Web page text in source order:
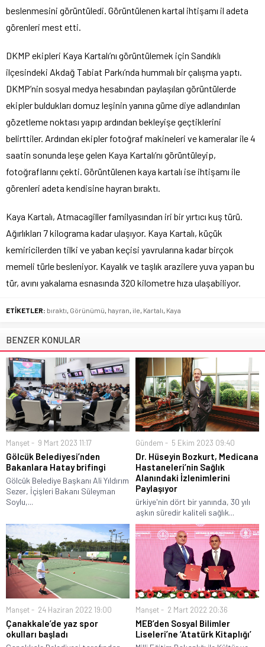
beslenmesini görüntüledi. Görüntülenen kartal ihtişamı il adeta
görenleri mest etti.
DKMP ekipleri Kaya Kartalı’nı görüntülemek için Sandıklı
ilçesindeki Akdağ Tabiat Parkı’nda hummalı bir çalışma yaptı.
DKMP’nin sosyal medya hesabından paylaşılan görüntülerde
ekipler buldukları domuz leşinin yanına güme diye adlandırılan
gözetleme noktası yapıp ardından bekleyişe geçtiklerini
belirttiler. Ardından ekipler fotoğraf makineleri ve kameralar ile 4
saatin sonunda leşe gelen Kaya Kartalı’nı görüntüleyip,
fotoğraflarını çekti. Görüntülenen kaya kartalı ise ihtişamı ile
görenleri adeta kendisine hayran bıraktı.
Kaya Kartalı, Atmacagiller familyasından iri bir yırtıcı kuş türü.
Ağırlıkları 7 kilograma kadar ulaşıyor. Kaya Kartalı, küçük
kemiricilerden tilki ve yaban keçisi yavrularına kadar birçok
memeli türle besleniyor. Kayalık ve taşlık arazilere yuva yapan bu
tür, avını yakalama esnasında 320 kilometre hıza ulaşabiliyor.
ETİKETLER: bıraktı Görünümü hayran ile Kartalı Kaya
BENZER KONULAR
Manşet 9 Mart 2023 11:17
Gölcük Belediyesi’nden
Bakanlara Hatay brifingi
Gölcük Belediye Başkanı Ali Yıldırım
Sezer, İçişleri Bakanı Süleyman
Soylu,...
Gündem 5 Ekim 2023 09:40
Dr. Hüseyin Bozkurt, Medicana
Hastaneleri’nin Sağlık
Alanındaki İzlenimlerini
Paylaşıyor
ürkiye'nin dört bir yanında, 30 yılı
aşkın süredir kaliteli sağlık...
Manşet 24 Haziran 2022 19:00
Çanakkale’de yaz spor
okulları başladı
Manşet 2 Mart 2022 20:36
MEB’den Sosyal Bilimler
Liseleri’ne ‘Atatürk Kitaplığı’